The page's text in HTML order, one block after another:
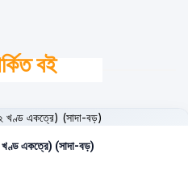
বই
খণ্ড একত্রে) (সাদা-বড়)